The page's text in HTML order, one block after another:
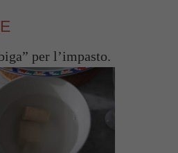
per l’impasto.